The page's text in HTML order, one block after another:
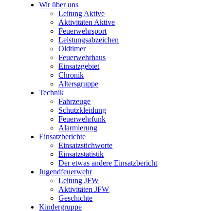
Wir über uns
Leitung Aktive
Aktivitäten Aktive
Feuerwehrsport
Leistungsabzeichen
Oldtimer
Feuerwehrhaus
Einsatzgebiet
Chronik
Altersgruppe
Technik
Fahrzeuge
Schutzkleidung
Feuerwehrfunk
Alarmierung
Einsatzberichte
Einsatzstichworte
Einsatzstatistik
Der etwas andere Einsatzbericht
Jugendfeuerwehr
Leitung JFW
Aktivitäten JFW
Geschichte
Kindergruppe